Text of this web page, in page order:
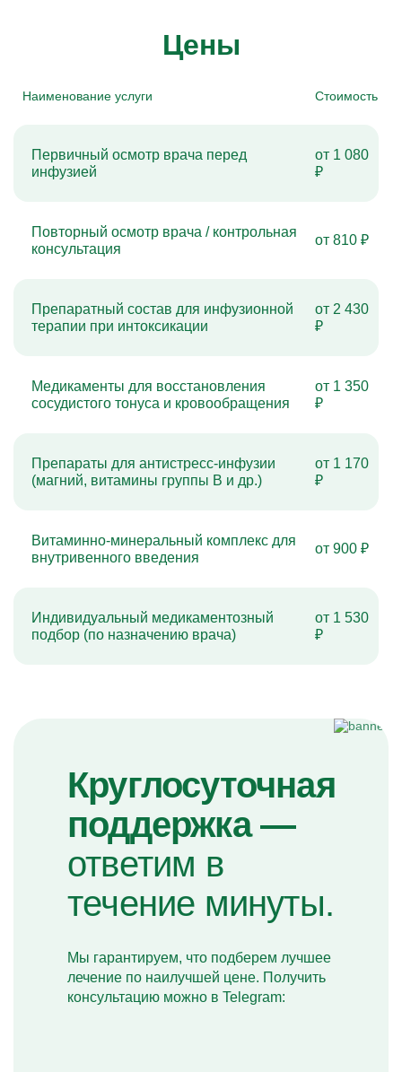
Цены
Наименование услуги Стоимость
Первичный осмотр врача перед
инфузией
от 1 080
₽
Повторный осмотр врача / контрольная
консультация
от 810 ₽
Препаратный состав для инфузионной
терапии при интоксикации
от 2 430
₽
Медикаменты для восстановления
сосудистого тонуса и кровообращения
от 1 350
₽
Препараты для антистресс-инфузии
(магний, витамины группы B и др.)
от 1 170
₽
Витаминно-минеральный комплекс для
внутривенного введения
от 900 ₽
Индивидуальный медикаментозный
подбор (по назначению врача)
от 1 530
₽
Круглосуточная
поддержка —
ответим в
течение минуты.
Мы гарантируем, что подберем лучшее
лечение по наилучшей цене. Получить
консультацию можно в Telegram: